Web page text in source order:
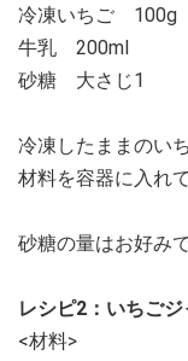
冷凍いちご 100g
牛乳 200ml
砂糖 大さじ1
冷凍したままのい
材料を容器に入れ
砂糖の量はお好み
レシピ2：いちごジ
<材料>